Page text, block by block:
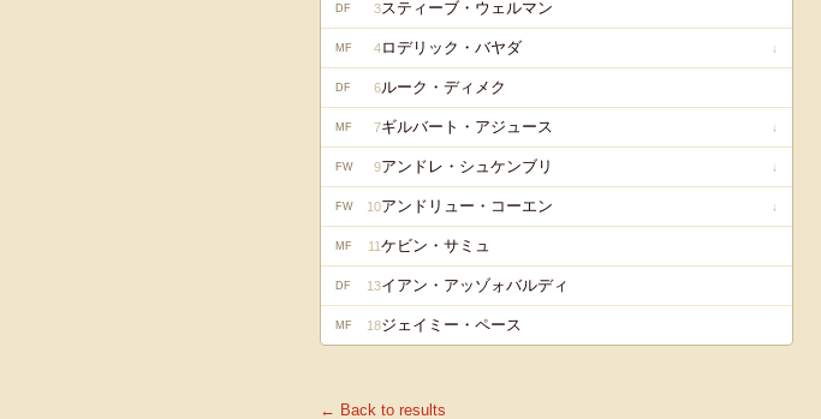
DF 3スティーブ・ウェルマン
MF 4ロデリック・バヤダ ↓
DF 6ルーク・ディメク
MF 7ギルバート・アジュース ↓
FW 9アンドレ・シュケンブリ ↓
FW 10アンドリュー・コーエン ↓
MF 11ケビン・サミュ
DF 13イアン・アッゾォバルディ
MF 18ジェイミー・ペース
← Back to results